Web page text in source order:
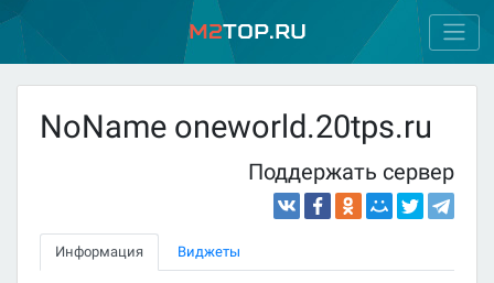
M2Top.ru
NoName oneworld.20tps.ru
Поддержать сервер
Информация Виджеты